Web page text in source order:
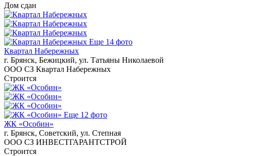
Дом сдан
Еще 14 фото
Квартал Набережных
г. Брянск, Бежицкий, ул. Татьяны Николаевой
ООО СЗ Квартал Набережных
Строится
Еще 12 фото
ЖК «Особин»
г. Брянск, Советский, ул. Степная
ООО СЗ ИНВЕСТГАРАНТСТРОЙ
Строится